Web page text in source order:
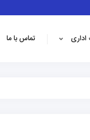
تماس با ما